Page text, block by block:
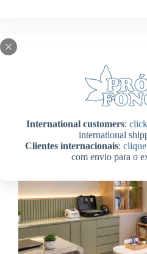
International customers:
international
Clientes internacionais:
com envio para o
O Kit de Produtos Indispensável
do Fonoaudiólogo Moderno